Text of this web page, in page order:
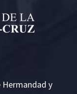
Hermandad y